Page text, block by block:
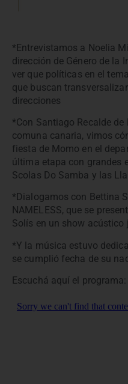
*Entrevistamos a Noelia
dirección de Género de la
ver que políticas en el
que buscan
direcciones
*Con Santiago Recalde
comuna canaria, vimos
fiesta de Momo en el
última etapa con grandes
Scolas Do Samba y las
*Dialogamos con Bettina
NAMELESS, que se
Solís en un show acústico
*Y la música estuvo
se cumplió fecha de su
Escuchá aquí el programa: